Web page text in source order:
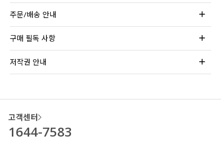
주문/배송 안내
구매 필독 사항
저작권 안내
고객센터
1644-7583